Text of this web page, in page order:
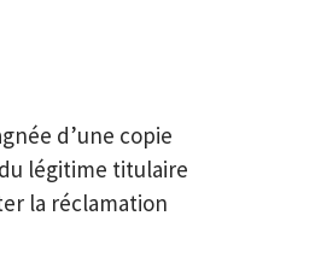
d’une copie
légitime titulaire
la réclamation